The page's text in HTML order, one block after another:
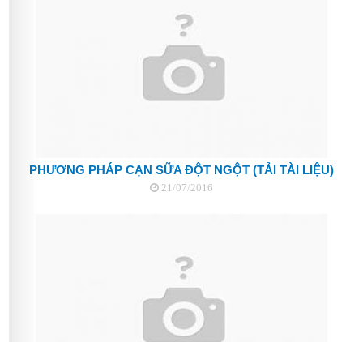
PHƯƠNG PHÁP CẠN SỮA ĐỘT NGỘT (TẢI TÀI LIỆU)
21/07/2016